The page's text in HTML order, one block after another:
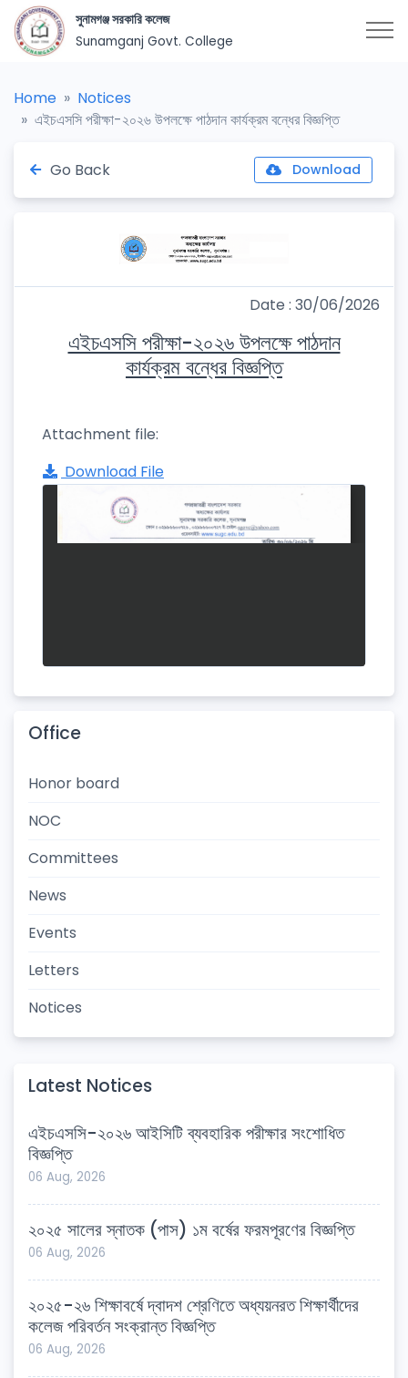
সুনামগঞ্জ সরকারি কলেজ
Sunamganj Govt. College
Home
Notices
এইচএসসি পরীক্ষা-২০২৬ উপলক্ষে পাঠদান কার্যক্রম বন্ধের বিজ্ঞপ্তি
Go Back Download
Date : 30/06/2026
এইচএসসি পরীক্ষা-২০২৬ উপলক্ষে পাঠদান
কার্যক্রম বন্ধের বিজ্ঞপ্তি
Attachment file:
Download File
Office
Honor board
NOC
Committees
News
Events
Letters
Notices
Latest Notices
এইচএসসি-২০২৬ আইসিটি ব্যবহারিক পরীক্ষার সংশোধিত
বিজ্ঞপ্তি
06 Aug, 2026
২০২৫ সালের স্নাতক (পাস) ১ম বর্ষের ফরমপূরণের বিজ্ঞপ্তি
06 Aug, 2026
২০২৫-২৬ শিক্ষাবর্ষে দ্বাদশ শ্রেণিতে অধ্যয়নরত শিক্ষার্থীদের
কলেজ পরিবর্তন সংক্রান্ত বিজ্ঞপ্তি
06 Aug, 2026